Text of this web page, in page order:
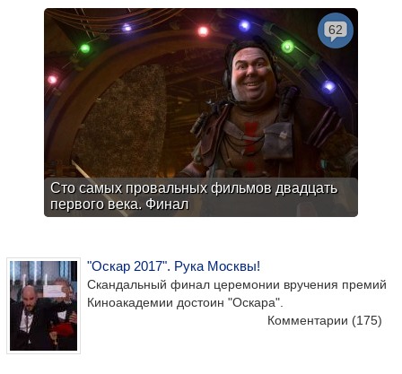
Сто самых провальных фильмов двадцать
первого века. Финал
62
"Оскар 2017". Рука Москвы!
Скандальный финал церемонии вручения премий
Киноакадемии достоин "Оскара".
Комментарии (175)